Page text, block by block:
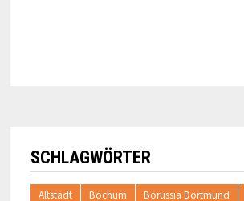
SCHLAGWÖRTER
Altstadt Bochum Borussia Dortmund